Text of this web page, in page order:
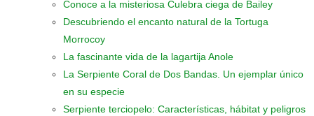
Conoce a la misteriosa Culebra ciega de Bailey
Descubriendo el encanto natural de la Tortuga
Morrocoy
La fascinante vida de la lagartija Anole
La Serpiente Coral de Dos Bandas. Un ejemplar único
en su especie
Serpiente terciopelo: Características, hábitat y peligros